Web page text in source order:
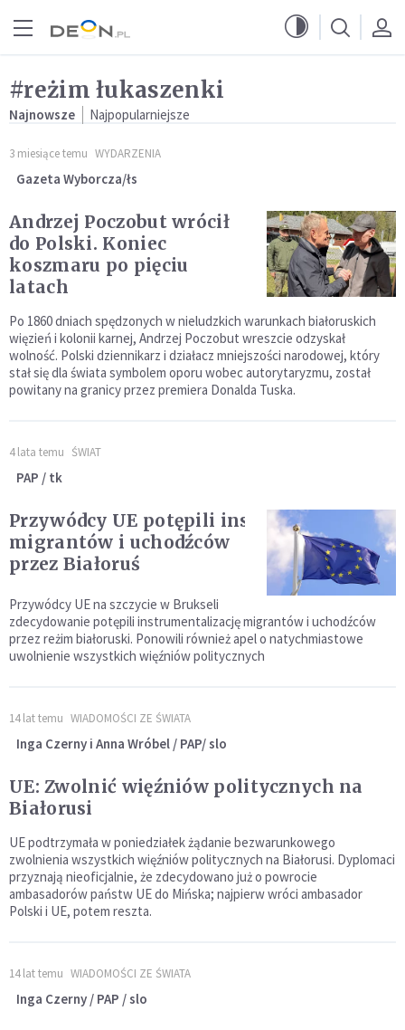
#reżim łukaszenki
Najnowsze Najpopularniejsze
3 miesiące temu WYDARZENIA
Gazeta Wyborcza/łs
Andrzej Poczobut wrócił
do Polski. Koniec
koszmaru po pięciu
latach
Po 1860 dniach spędzonych w nieludzkich warunkach białoruskich
więzień i kolonii karnej, Andrzej Poczobut wreszcie odzyskał
wolność. Polski dziennikarz i działacz mniejszości narodowej, który
stał się dla świata symbolem oporu wobec autorytaryzmu, został
powitany na granicy przez premiera Donalda Tuska.
4 lata temu ŚWIAT
PAP / tk
Przywódcy UE potępili instrumentalizację
migrantów i uchodźców
przez Białoruś
Przywódcy UE na szczycie w Brukseli
zdecydowanie potępili instrumentalizację migrantów i uchodźców
przez reżim białoruski. Ponowili również apel o natychmiastowe
uwolnienie wszystkich więźniów politycznych
14 lat temu WIADOMOŚCI ZE ŚWIATA
Inga Czerny i Anna Wróbel / PAP/ slo
UE: Zwolnić więźniów politycznych na
Białorusi
UE podtrzymała w poniedziałek żądanie bezwarunkowego
zwolnienia wszystkich więźniów politycznych na Białorusi. Dyplomaci
przyznają nieoficjalnie, że zdecydowano już o powrocie
ambasadorów państw UE do Mińska; najpierw wróci ambasador
Polski i UE, potem reszta.
14 lat temu WIADOMOŚCI ZE ŚWIATA
Inga Czerny / PAP / slo